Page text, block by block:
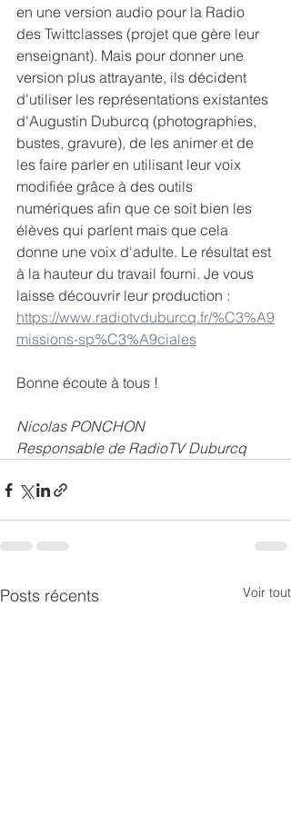
en une version audio pour la Radio
des Twittclasses (projet que gère leur
enseignant). Mais pour donner une
version plus attrayante, ils décident
d'utiliser les représentations existantes
d'Augustin Duburcq (photographies,
bustes, gravure), de les animer et de
les faire parler en utilisant leur voix
modifiée grâce à des outils
numériques afin que ce soit bien les
élèves qui parlent mais que cela
donne une voix d'adulte. Le résultat est
à la hauteur du travail fourni. Je vous
laisse découvrir leur production :
https://www.radiotvduburcq.fr/%C3%A9
missions-sp%C3%A9ciales
Bonne écoute à tous !
Nicolas PONCHON
Responsable de RadioTV Duburcq
Posts récents Voir tout